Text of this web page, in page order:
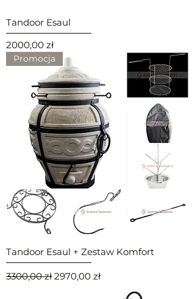
Tandoor Esaul
Cena
2000,00 zł
Promocja
Tandoor Esaul + Zestaw Komfort
Regularna cena
3300,00 zł Cena rabatowa
2970,00 zł